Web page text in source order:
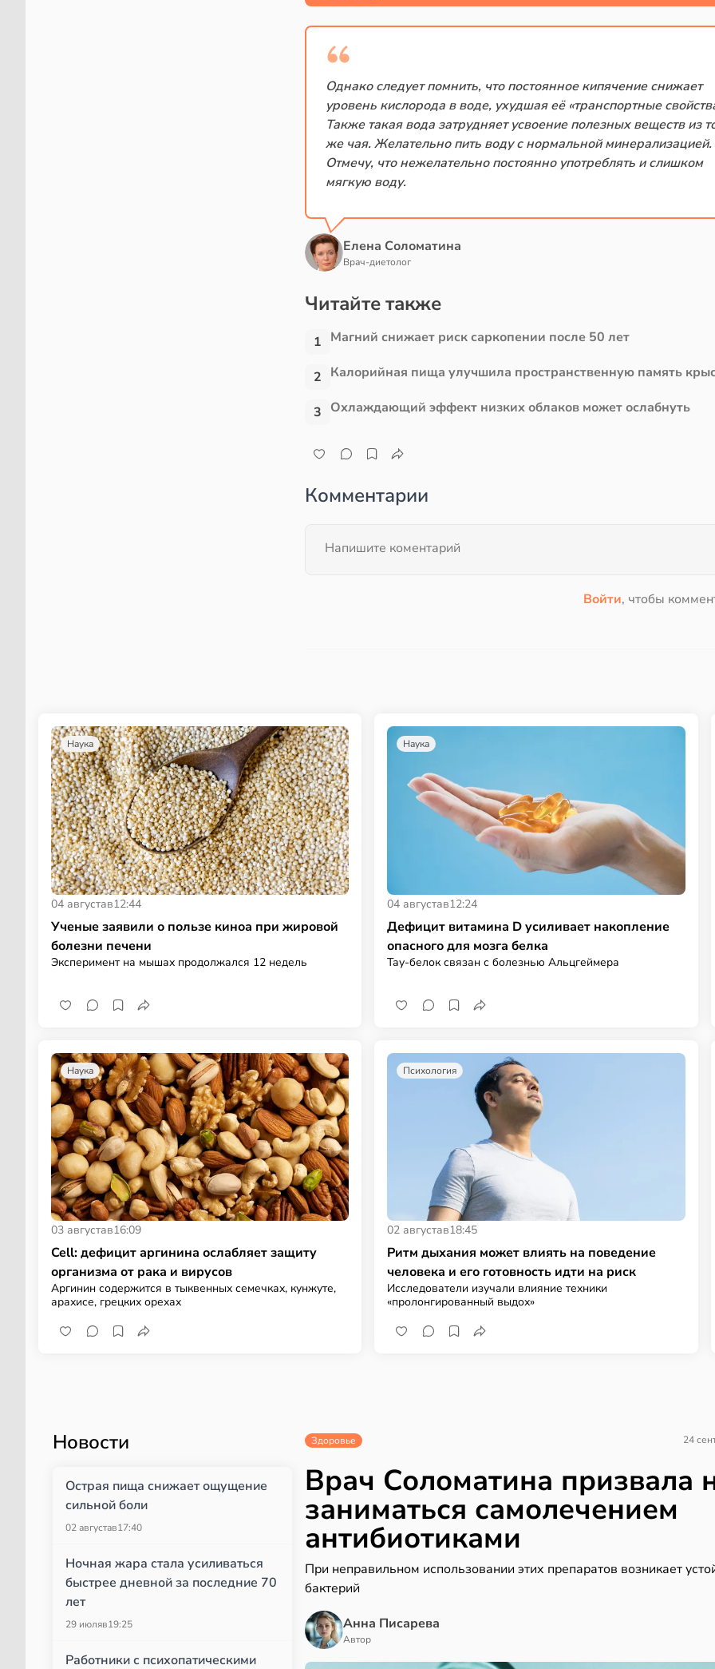
Однако следует помнить, что постоянное кипячение снижает
уровень кислорода в воде, ухудшая её «транспортные
Также такая вода затрудняет усвоение полезных веществ из
же чая. Желательно пить воду с нормальной минерализацией.
Отмечу, что нежелательно постоянно употреблять и слишком
мягкую воду.
Елена Соломатина
Врач-диетолог
Читайте также
1 Магний снижает риск саркопении после 50 лет
2 Калорийная пища улучшила пространственную память
3 Охлаждающий эффект низких облаков может ослабнуть
Комментарии
Войти, чтобы
Наука
04 августав12:44
Ученые заявили о пользе киноа при жировой
болезни печени
Эксперимент на мышах продолжался 12 недель
Наука
04 августав12:24
Дефицит витамина D усиливает накопление
опасного для мозга белка
Тау-белок связан с болезнью Альцгеймера
Наука
03 августав16:09
Cell: дефицит аргинина ослабляет защиту
организма от рака и вирусов
Аргинин содержится в тыквенных семечках, кунжуте,
арахисе, грецких орехах
Психология
02 августав18:45
Ритм дыхания может влиять на поведение
человека и его готовность идти на риск
Исследователи изучали влияние техники
«пролонгированный выдох»
Новости
Острая пища снижает ощущение
сильной боли
02 августав17:40
Ночная жара стала усиливаться
быстрее дневной за последние 70
лет
29 июляв19:25
Работники с психопатическими
Здоровье 24
Врач Соломатина призвала
заниматься самолечением
антибиотиками
При неправильном использовании этих препаратов возникает
бактерий
Анна Писарева
Автор